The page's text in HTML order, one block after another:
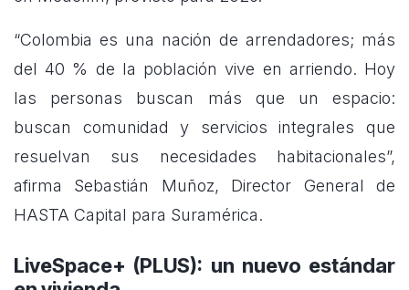
“Colombia es una nación de arrendadores; más
del 40 % de la población vive en arriendo. Hoy
las personas buscan más que un espacio:
buscan comunidad y servicios integrales que
resuelvan sus necesidades habitacionales”,
afirma Sebastián Muñoz, Director General de
HASTA Capital para Suramérica.
LiveSpace+ (PLUS): un nuevo estándar